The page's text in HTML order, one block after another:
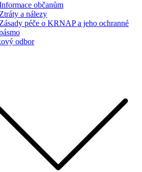
občanům
Ztráty a nálezy
Zásady péče o KRNAP a jeho ochranné
odbor